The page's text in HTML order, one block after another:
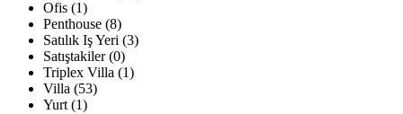
Ofis (1)
Penthouse (8)
Satılık Iş Yeri (3)
Satıştakiler (0)
Triplex Villa (1)
Villa (53)
Yurt (1)